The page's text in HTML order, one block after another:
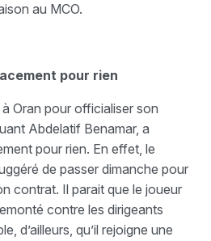
au MCO.
pour rien
Oran pour officialiser son
Abdelatif Benamar, a
pour rien. En effet, le
de passer dimanche pour
contrat. Il parait que le joueur
contre les dirigeants
d’ailleurs, qu’il rejoigne une